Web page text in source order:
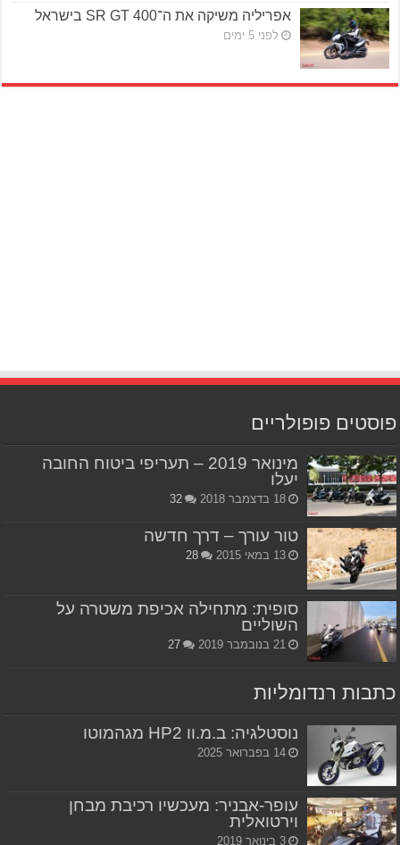
אפריליה משיקה את ה־SR GT 400 בישראל
לפני 5 ימים
פוסטים פופולריים
מינואר 2019 – תעריפי ביטוח החובה
יעלו
18 בדצמבר 2018 32
טור עורך – דרך חדשה
13 במאי 2015 28
סופית: מתחילה אכיפת משטרה על
השוליים
21 בנובמבר 2019 27
כתבות רנדומליות
נוסטלגיה: ב.מ.וו HP2 מגהמוטו
14 בפברואר 2025
עופר-אבניר: מעכשיו רכיבת מבחן
וירטואלית
3 בינואר 2019